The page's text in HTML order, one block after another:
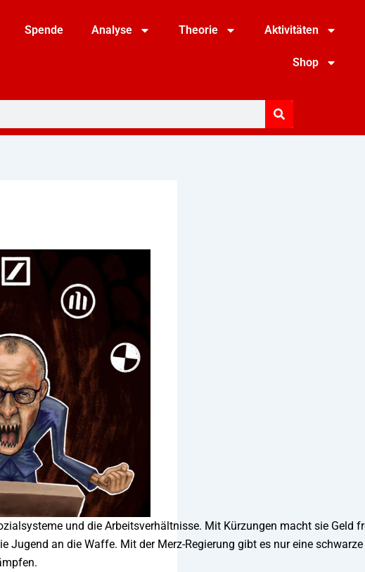
Spende Analyse Theorie Aktivitäten
Shop
und die Arbeitsverhältnisse. Mit Kürzungen macht sie Geld
an die Waffe. Mit der Merz-Regierung gibt es nur eine schwarze